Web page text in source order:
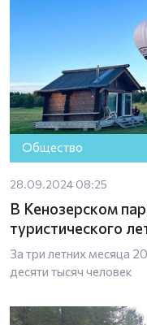
Общество
28.09.2024 08:25
В Кенозерском
туристического
За три летних месяца
десяти тысяч человек